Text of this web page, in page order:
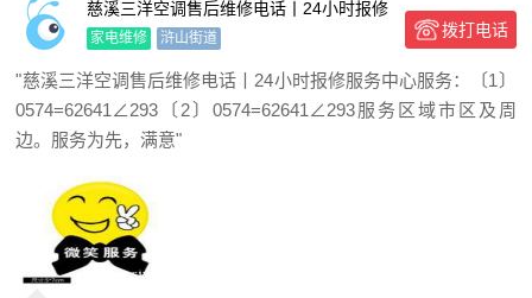
慈溪三洋空调售后维修电话丨24小时报修
服务中心
家电维修 浒山街道 拨打电话
"慈溪三洋空调售后维修电话丨24小时报修服务中心服务：〔1〕
0574=62641∠293〔2〕0574=62641∠293服务区域市区及周
边。服务为先，满意"